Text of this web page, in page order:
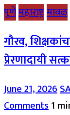
पुणेमहाराष्ट्रमावळ
गौरव,
प्रेरणादायी
June 21, 2026
Comments1